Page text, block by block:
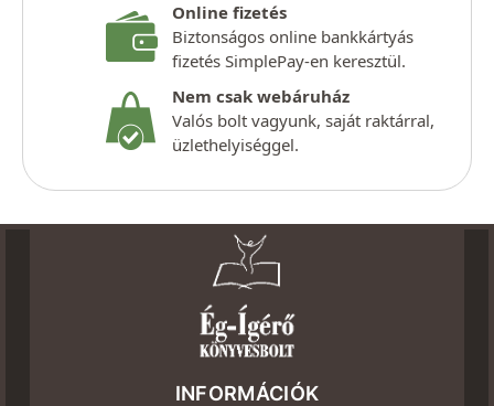
Online fizetés
Biztonságos online bankkártyás
fizetés SimplePay-en keresztül.
Nem csak webáruház
Valós bolt vagyunk, saját raktárral,
üzlethelyiséggel.
INFORMÁCIÓK